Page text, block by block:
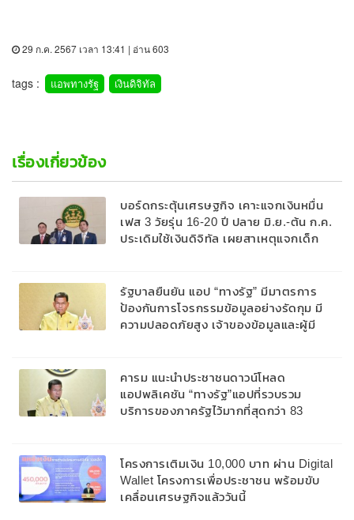
29 ก.ค. 2567 เวลา 13:41 | อ่าน 603
tags : แอพทางรัฐ เงินดิจิทัล
เรื่องเกี่ยวข้อง
บอร์ดกระตุ้นเศรษฐกิจ เคาะแจกเงินหมื่น
เฟส 3 วัยรุ่น 16-20 ปี ปลาย มิ.ย.-ต้น ก.ค.
ประเดิมใช้เงินดิจิทัล เผยสาเหตุแจกเด็ก
รัฐบาลยืนยัน แอป “ทางรัฐ” มีมาตรการ
ป้องกันการโจรกรรมข้อมูลอย่างรัดกุม มี
ความปลอดภัยสูง เจ้าของข้อมูลและผู้มี
คารม แนะนำประชาชนดาวน์โหลด
แอปพลิเคชัน “ทางรัฐ”แอปที่รวบรวม
บริการของภาครัฐไว้มากที่สุดกว่า 83
โครงการเติมเงิน 10,000 บาท ผ่าน Digital
Wallet โครงการเพื่อประชาชน พร้อมขับ
เคลื่อนเศรษฐกิจแล้ววันนี้